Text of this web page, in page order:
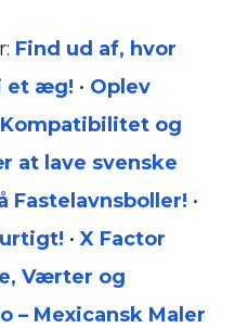
Find ud af, hvor
et æg! • Oplev
og
at lave svenske
Fastelavnsboller! •
•X Factor
Værter og
– Mexicansk Maler